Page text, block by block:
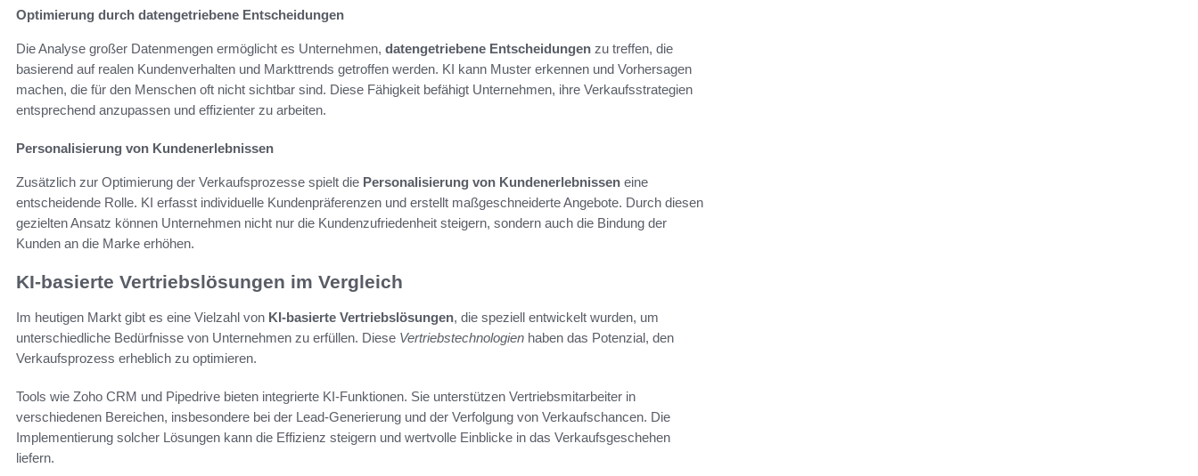
Optimierung durch datengetriebene Entscheidungen
Die Analyse großer Datenmengen ermöglicht es Unternehmen, datengetriebene Entscheidungen zu treffen, die
basierend auf realen Kundenverhalten und Markttrends getroffen werden. KI kann Muster erkennen und Vorhersagen
machen, die für den Menschen oft nicht sichtbar sind. Diese Fähigkeit befähigt Unternehmen, ihre Verkaufsstrategien
entsprechend anzupassen und effizienter zu arbeiten.
Personalisierung von Kundenerlebnissen
Zusätzlich zur Optimierung der Verkaufsprozesse spielt die Personalisierung von Kundenerlebnissen eine
entscheidende Rolle. KI erfasst individuelle Kundenpräferenzen und erstellt maßgeschneiderte Angebote. Durch diesen
gezielten Ansatz können Unternehmen nicht nur die Kundenzufriedenheit steigern, sondern auch die Bindung der
Kunden an die Marke erhöhen.
KI-basierte Vertriebslösungen im Vergleich
Im heutigen Markt gibt es eine Vielzahl von KI-basierte Vertriebslösungen, die speziell entwickelt wurden, um
unterschiedliche Bedürfnisse von Unternehmen zu erfüllen. Diese Vertriebstechnologien haben das Potenzial, den
Verkaufsprozess erheblich zu optimieren.
Tools wie Zoho CRM und Pipedrive bieten integrierte KI-Funktionen. Sie unterstützen Vertriebsmitarbeiter in
verschiedenen Bereichen, insbesondere bei der Lead-Generierung und der Verfolgung von Verkaufschancen. Die
Implementierung solcher Lösungen kann die Effizienz steigern und wertvolle Einblicke in das Verkaufsgeschehen
liefern.